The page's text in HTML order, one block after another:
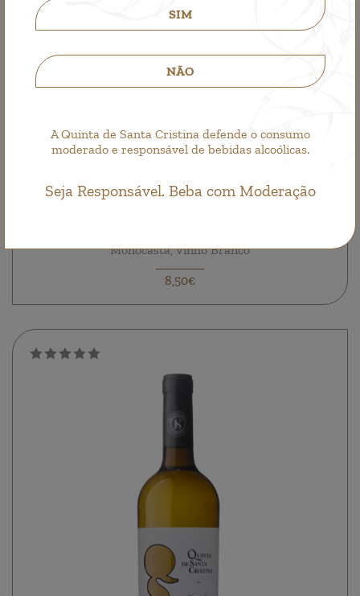
SIM
NÃO
A Quinta de Santa Cristina defende o consumo
moderado e responsável de bebidas alcoólicas.
Seja Responsável. Beba com Moderação
Monocasta, Vinho Branco
8,50€